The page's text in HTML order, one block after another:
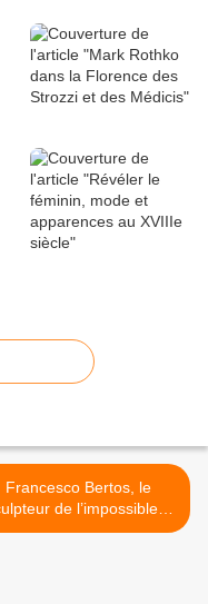
Francesco Bertos, le
de l’impossible –
La Caduta degli angeli